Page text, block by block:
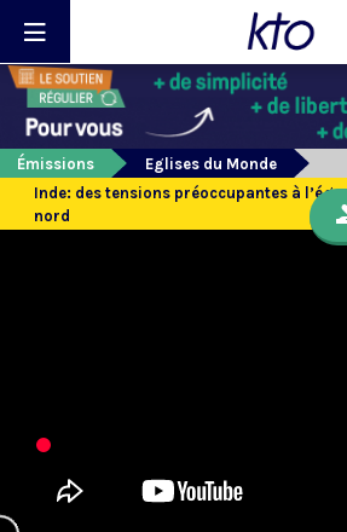
Émissions
Eglises du Monde
Inde: des tensions préoccupantes à
nord